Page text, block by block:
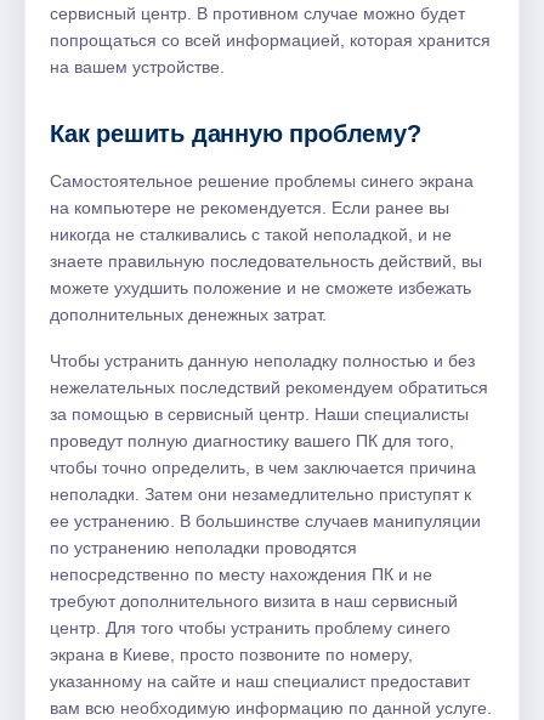
сервисный центр. В противном случае можно будет
попрощаться со всей информацией, которая хранится
на вашем устройстве.
Как решить данную проблему?
Самостоятельное решение проблемы синего экрана
на компьютере не рекомендуется. Если ранее вы
никогда не сталкивались с такой неполадкой, и не
знаете правильную последовательность действий, вы
можете ухудшить положение и не сможете избежать
дополнительных денежных затрат.
Чтобы устранить данную неполадку полностью и без
нежелательных последствий рекомендуем обратиться
за помощью в сервисный центр. Наши специалисты
проведут полную диагностику вашего ПК для того,
чтобы точно определить, в чем заключается причина
неполадки. Затем они незамедлительно приступят к
ее устранению. В большинстве случаев манипуляции
по устранению неполадки проводятся
непосредственно по месту нахождения ПК и не
требуют дополнительного визита в наш сервисный
центр. Для того чтобы устранить проблему синего
экрана в Киеве, просто позвоните по номеру,
указанному на сайте и наш специалист предоставит
вам всю необходимую информацию по данной услуге.